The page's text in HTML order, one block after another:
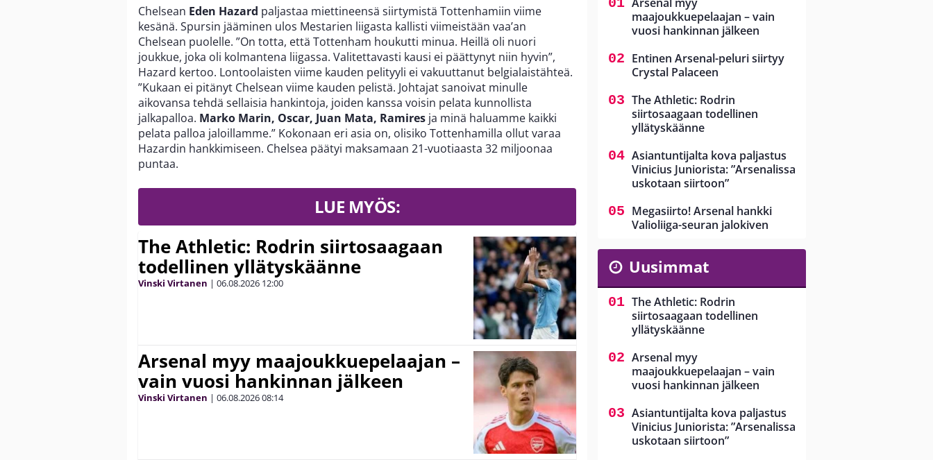
Chelsean Eden Hazard paljastaa miettineensä siirtymistä Tottenhamiin viime
kesänä. Spursin jääminen ulos Mestarien liigasta kallisti viimeistään vaa’an
Chelsean puolelle. ”On totta, että Tottenham houkutti minua. Heillä oli nuori
joukkue, joka oli kolmantena liigassa. Valitettavasti kausi ei päättynyt niin hyvin”,
Hazard kertoo. Lontoolaisten viime kauden pelityyli ei vakuuttanut belgialaistähteä.
”Kukaan ei pitänyt Chelsean viime kauden pelistä. Johtajat sanoivat minulle
aikovansa tehdä sellaisia hankintoja, joiden kanssa voisin pelata kunnollista
jalkapalloa. Marko Marin, Oscar, Juan Mata, Ramires ja minä haluamme kaikki
pelata palloa jaloillamme.” Kokonaan eri asia on, olisiko Tottenhamilla ollut varaa
Hazardin hankkimiseen. Chelsea päätyi maksamaan 21-vuotiaasta 32 miljoonaa
puntaa.
LUE MYÖS:
The Athletic: Rodrin siirtosaagaan
todellinen yllätyskäänne
Vinski Virtanen | 06.08.2026 12:00
Arsenal myy maajoukkuepelaajan –
vain vuosi hankinnan jälkeen
Vinski Virtanen | 06.08.202608:14
maajoukkuepelaajan – vain
vuosi hankinnan jälkeen
Entinen Arsenal-peluri siirtyy
Crystal Palaceen
The Athletic: Rodrin
siirtosaagaan todellinen
yllätyskäänne
Asiantuntijalta kova paljastus
Vinicius Juniorista: ”Arsenalissa
uskotaan siirtoon”
Megasiirto! Arsenal hankki
Valioliiga-seuran jalokiven
Uusimmat
The Athletic: Rodrin
siirtosaagaan todellinen
yllätyskäänne
Arsenal myy
maajoukkuepelaajan – vain
vuosi hankinnan jälkeen
Asiantuntijalta kova paljastus
Vinicius Juniorista: ”Arsenalissa
uskotaan siirtoon”